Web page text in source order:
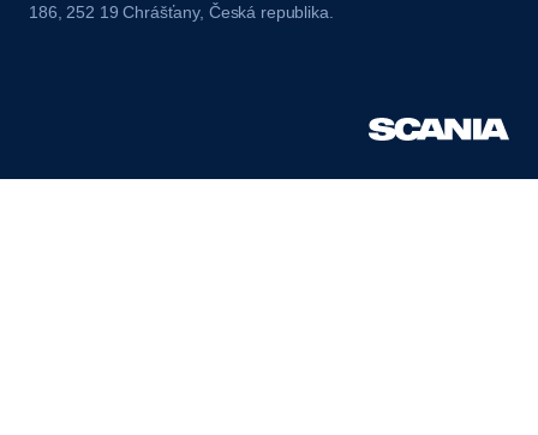
186, 252 19 Chrášťany, Česká republika.